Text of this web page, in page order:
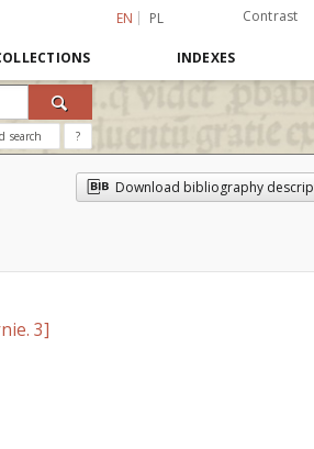
EN PL Contrast
INDEXES
search ?
Download bibliography
3]